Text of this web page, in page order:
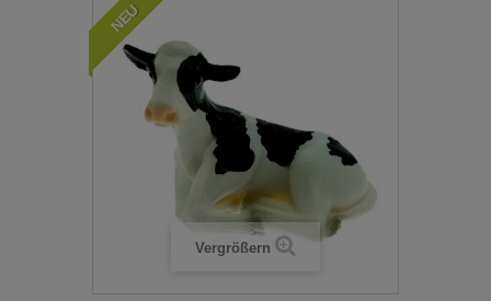
NEU
Vergrößern